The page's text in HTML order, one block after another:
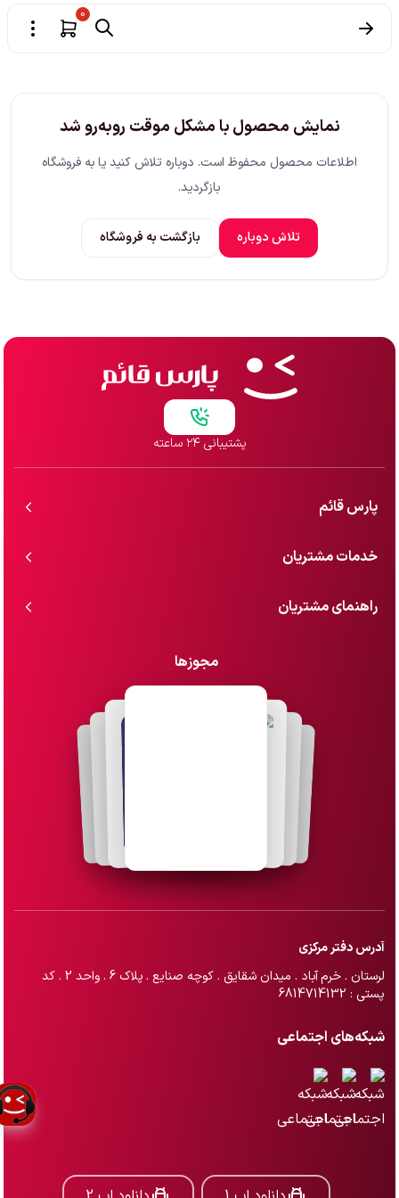
0
نمایش محصول با مشکل موقت روبه‌رو شد
اطلاعات محصول محفوظ است. دوباره تلاش کنید یا به فروشگاه
بازگردید.
تلاش دوباره بازگشت به فروشگاه
پشتیبانی ۲۴ ساعته
پارس قائم
خدمات مشتریان
راهنمای مشتریان
مجوزها
آدرس دفتر مرکزی
لرستان . خرم آباد . میدان شقایق . کوچه صنایع . پلاک 6 . واحد 2 . کد
پستی : 6814714132
شبکه‌های اجتماعی